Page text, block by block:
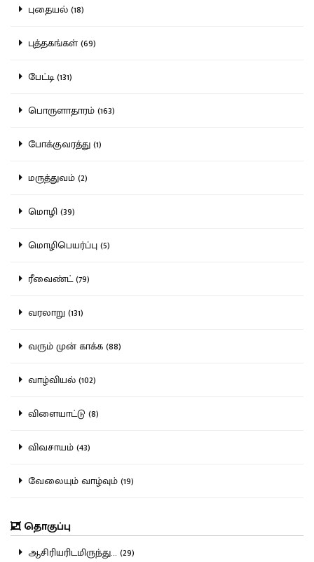
புதையல் (18)
புத்தகங்கள் (69)
பேட்டி (131)
பொருளாதாரம் (163)
போக்குவரத்து (1)
மருத்துவம் (2)
மொழி (39)
மொழிபெயர்ப்பு (5)
ரீவைண்ட் (79)
வரலாறு (131)
வரும் முன் காக்க (88)
வாழ்வியல் (102)
விளையாட்டு (8)
விவசாயம் (43)
வேலையும் வாழ்வும் (19)
தொகுப்பு
ஆசிரியரிடமிருந்து... (29)